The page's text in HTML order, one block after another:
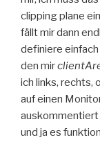
clipping plane
fällt mir dann
definiere einfach
den mir
ich links, rechts,
auf einen
auskommentiert
und ja es